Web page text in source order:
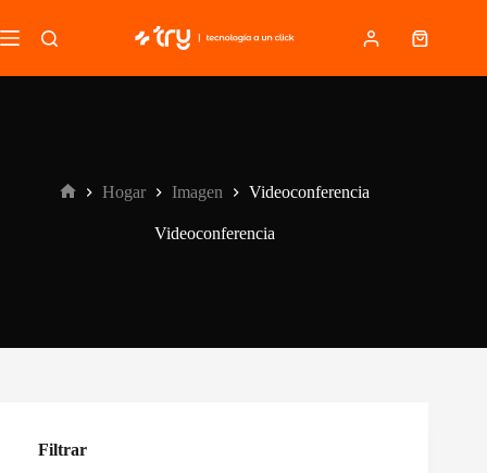
al
contenido
Carro
Hogar Imagen Videoconferencia
Videoconferencia
Filtrar